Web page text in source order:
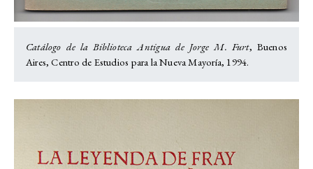
Catálogo de la Biblioteca Antigua de Jorge M. Furt, Buenos
Aires, Centro de Estudios para la Nueva Mayoría, 1994.